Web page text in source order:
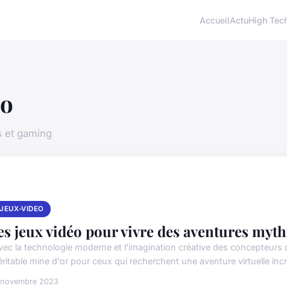
AccueilActuHigh
et gaming
JEUX-VIDEO
jeux vidéo pour vivre des aventures
la technologie moderne et l'imagination créative des
mine d'or pour ceux qui recherchent une aventure virtuelle
2023